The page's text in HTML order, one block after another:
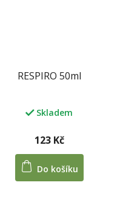
RESPIRO 50ml
Skladem
123 Kč
Do košíku